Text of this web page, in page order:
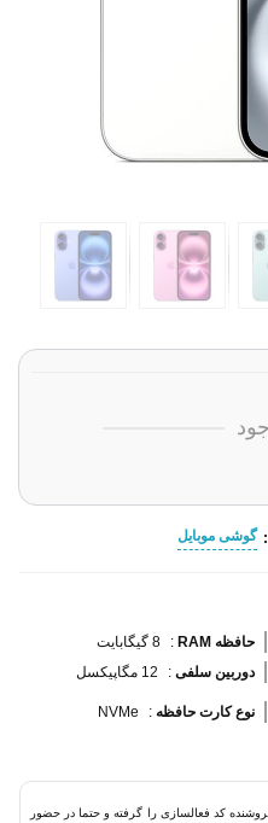
گوشی موبایل
حافظه RAM :
8 گیگابایت
دوربین سلفی :
12 مگاپیکسل
نوع کارت حافظه :
NVMe
کد فعالسازی را گرفته و حتما در حضور